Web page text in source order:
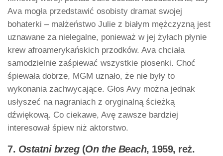
Ava mogła przedstawić osobisty dramat swojej
bohaterki – małżeństwo Julie z białym mężczyzną jest
uznawane za nielegalne, ponieważ w jej żyłach płynie
krew afroamerykańskich przodków. Ava chciała
samodzielnie zaśpiewać wszystkie piosenki. Choć
śpiewała dobrze, MGM uznało, że nie były to
wykonania zachwycające. Głos Avy można jednak
usłyszeć na nagraniach z oryginalną ścieżką
dźwiękową. Co ciekawe, Avę zawsze bardziej
interesował śpiew niż aktorstwo.
7. Ostatni brzeg(On the Beach, 1959, reż.